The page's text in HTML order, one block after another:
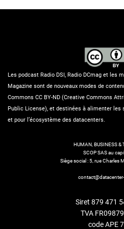
Les podcast Radio DSI, Radio DCmag et les
Magazine sont de nouveaux modes de
Commons CC BY-ND (Creative Commons
Public License), et destinées à alimenter
et pour l’écosystème des datacenters.
HUMAN, BUSINESS &
SCOP SAS au
Siège social : 5, rue Charles
Siret 879 471
TVA
code APE